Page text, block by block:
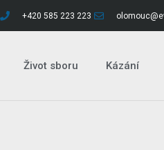
+420 585 223 223
Život sboru Kázání